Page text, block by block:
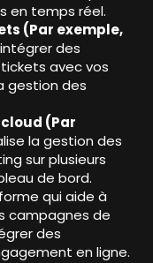
en temps réel.
(Par exemple,
des
avec vos
gestion des
(Par
la gestion des
sur plusieurs
de bord.
qui aide à
campagnes de
des
en ligne.